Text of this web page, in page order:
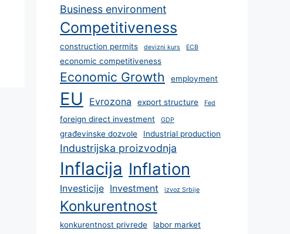
Business environment
Competitiveness
construction permits devizni kurs ECB
economic competitiveness
Economic Growth employment
EU Evrozona export structure Fed
foreign direct investment GDP
građevinske dozvole Industrial production
Industrijska proizvodnja
Inflacija Inflation
Investicije Investment izvoz Srbije
Konkurentnost
konkurentnost privrede labor market